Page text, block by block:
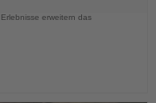
erweitern das